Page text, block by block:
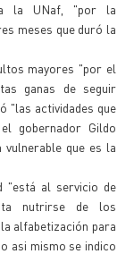
a la UNaf, "por la
meses que duró la
mayores "por el
ganas de seguir
"las actividades que
gobernador Gildo
que es la
"está al servicio de
nutrirse de los
alfabetización para
asi mismo se indico